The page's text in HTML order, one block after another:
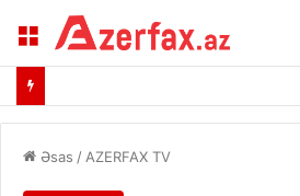
Menu
Əsas /AZERFAX TV